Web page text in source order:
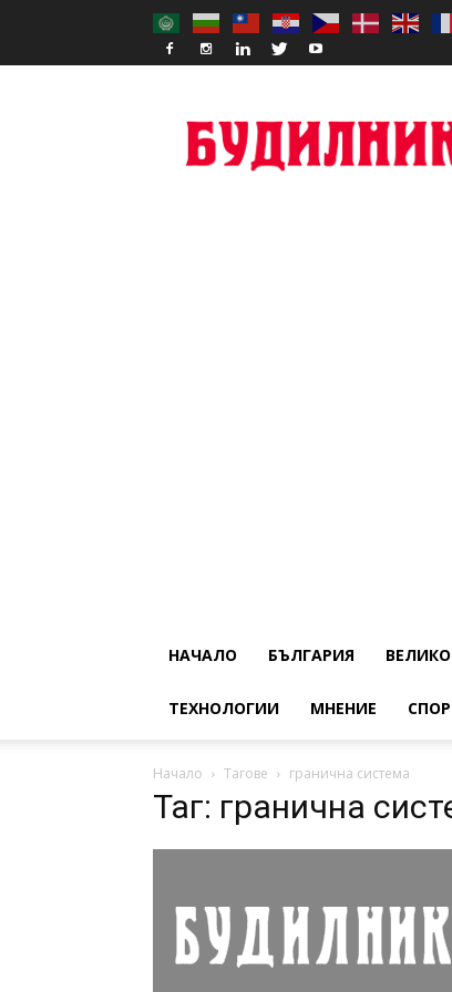
НАЧАЛО БЪЛГАРИЯ
ТЕХНОЛОГИИ МНЕНИЕ
Начало Тагове гранична система
Таг: гранична